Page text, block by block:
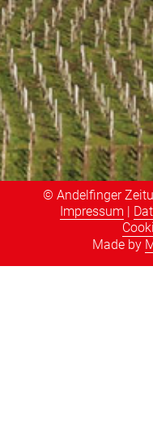
© Andelfinger
Impressum |
Made by